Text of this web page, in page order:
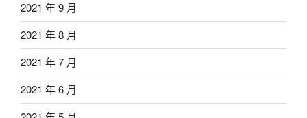
2021 年 9 月
2021 年 8 月
2021 年 7 月
2021 年 6 月